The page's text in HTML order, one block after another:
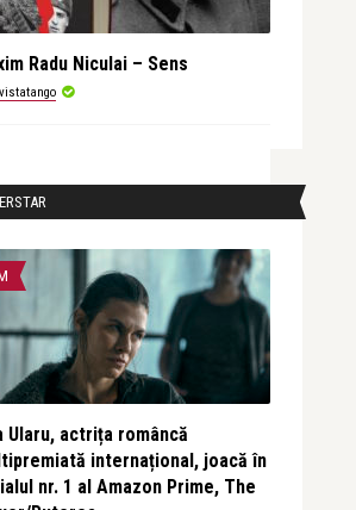
Radu Niculai – Sens
Ularu, actrița româncă
internațional, joacă în
nr. 1 al Amazon Prime, The